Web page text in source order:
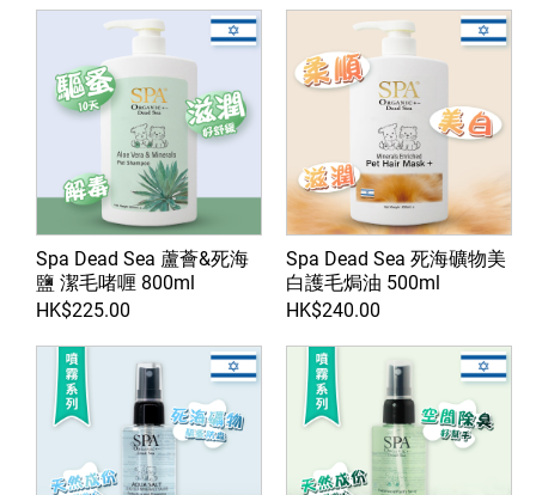
Spa Dead Sea 蘆薈&死海
鹽 潔毛啫喱 800ml
HK$225.00
Spa Dead Sea 死海礦物美
白護毛焗油 500ml
HK$240.00